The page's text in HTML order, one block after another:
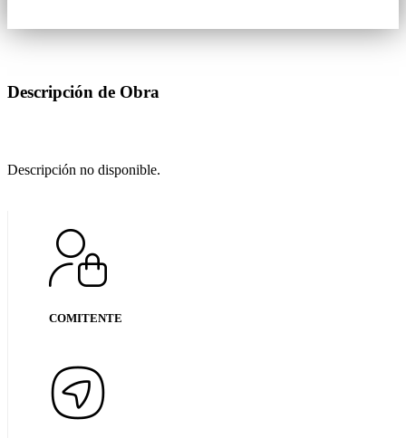
Descripción de Obra
Descripción no disponible.
COMITENTE